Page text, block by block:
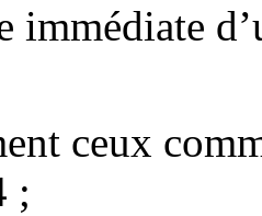
immédiate
ceux
;